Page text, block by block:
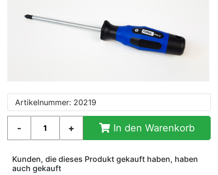
Artikelnummer: 20219
In den Warenkorb
Kunden, die dieses Produkt gekauft haben, haben
auch gekauft